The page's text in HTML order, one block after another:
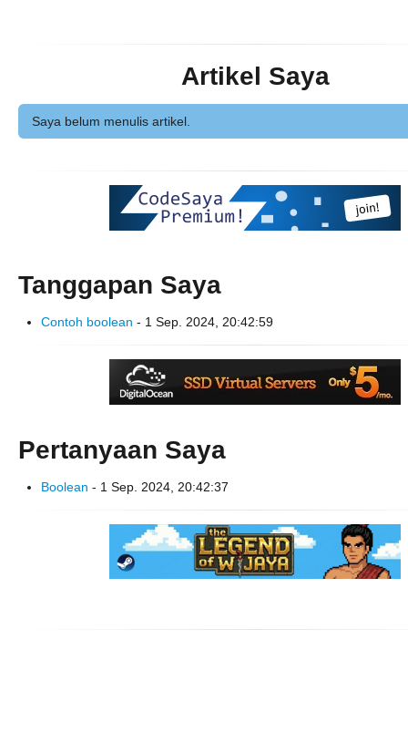
Artikel Saya
Saya belum menulis artikel.
Tanggapan Saya
Contoh boolean - 1 Sep. 2024, 20:42:59
Pertanyaan Saya
Boolean - 1 Sep. 2024, 20:42:37